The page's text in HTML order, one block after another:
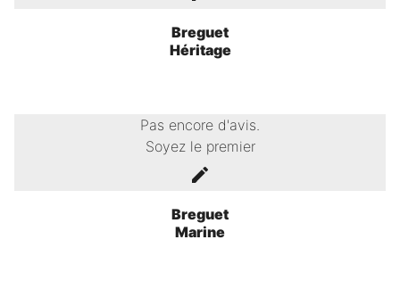
Breguet
Héritage
Pas encore d'avis.
Soyez le premier
Breguet
Marine